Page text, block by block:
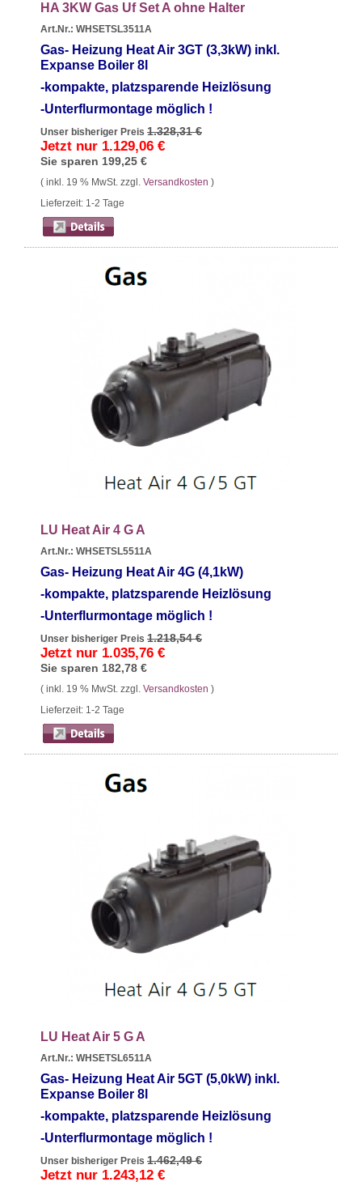
HA 3KW Gas Uf Set A ohne Halter
Art.Nr.: WHSETSL3511A
Gas- Heizung Heat Air 3GT (3,3kW) inkl.
Expanse Boiler 8l
-kompakte, platzsparende Heizlösung
-Unterflurmontage möglich !
Unser bisheriger Preis 1.328,31 €
Jetzt nur 1.129,06 €
Sie sparen 199,25 €
( inkl. 19 % MwSt. zzgl. Versandkosten )
Lieferzeit: 1-2 Tage
LU Heat Air 4 G A
Art.Nr.: WHSETSL5511A
Gas- Heizung Heat Air 4G (4,1kW)
-kompakte, platzsparende Heizlösung
-Unterflurmontage möglich !
Unser bisheriger Preis 1.218,54 €
Jetzt nur 1.035,76 €
Sie sparen 182,78 €
( inkl. 19 % MwSt. zzgl. Versandkosten )
Lieferzeit: 1-2 Tage
LU Heat Air 5 G A
Art.Nr.: WHSETSL6511A
Gas- Heizung Heat Air 5GT (5,0kW) inkl.
Expanse Boiler 8l
-kompakte, platzsparende Heizlösung
-Unterflurmontage möglich !
Unser bisheriger Preis 1.462,49 €
Jetzt nur 1.243,12 €